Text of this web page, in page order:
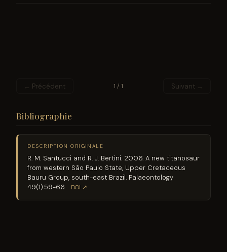
← Précédent 1 / 1 Suivant →
Bibliographie
DESCRIPTION ORIGINALE
R. M. Santucci and R. J. Bertini. 2006. A new titanosaur
from western São Paulo State, Upper Cretaceous
Bauru Group, south-east Brazil. Palaeontology
49(1):59-66
DOI ↗